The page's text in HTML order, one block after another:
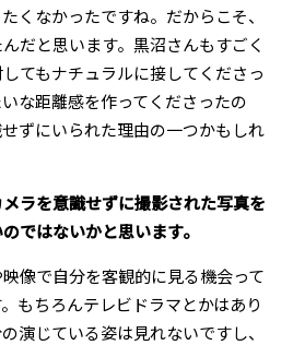
くなかったですね。だからこそ、
だと思います。黒沼さんもすごく
てもナチュラルに接してくださっ
な距離感を作ってくださったの
ずにいられた理由の一つかもしれ
メラを意識せずに撮影された写真を
ではないかと思います。
像で自分を客観的に見る機会って
もちろんテレビドラマとかはあり
演じている姿は見れないですし、